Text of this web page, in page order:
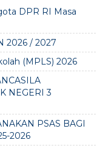
DPR RI Masa
2026 / 2027
(MPLS) 2026
NEGERI 3
PSAS BAGI
2026